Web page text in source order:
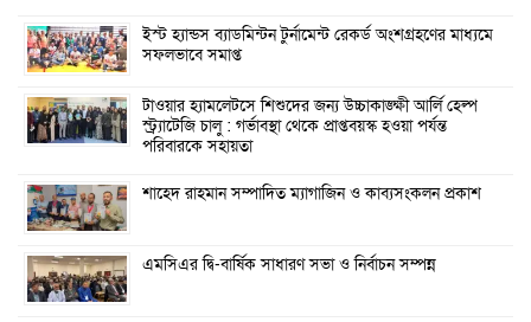
ইস্ট হ্যান্ডস ব্যাডমিন্টন টুর্নামেন্ট রেকর্ড অংশগ্রহণের মাধ্যমে
সফলভাবে সমাপ্ত
টাওয়ার হ্যামলেটসে শিশুদের জন্য উচ্চাকাঙ্ক্ষী আর্লি হেল্প
স্ট্র্যাটেজি চালু : গর্ভাবস্থা থেকে প্রাপ্তবয়স্ক হওয়া পর্যন্ত
পরিবারকে সহায়তা
শাহেদ রাহমান সম্পাদিত ম্যাগাজিন ও কাব্যসংকলন প্রকাশ
এমসিএর দ্বি-বার্ষিক সাধারণ সভা ও নির্বাচন সম্পন্ন